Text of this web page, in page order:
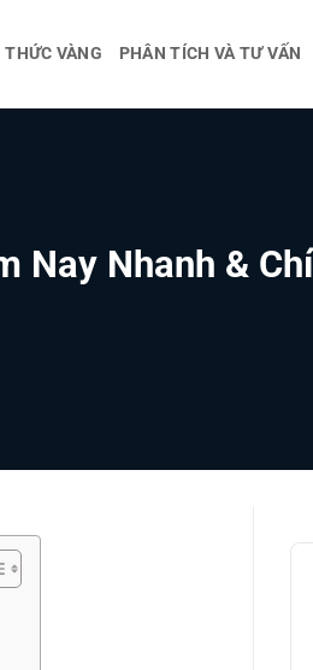
THỨC VÀNG PHÂN TÍCH VÀ TƯ VẤN
Nay Nhanh &